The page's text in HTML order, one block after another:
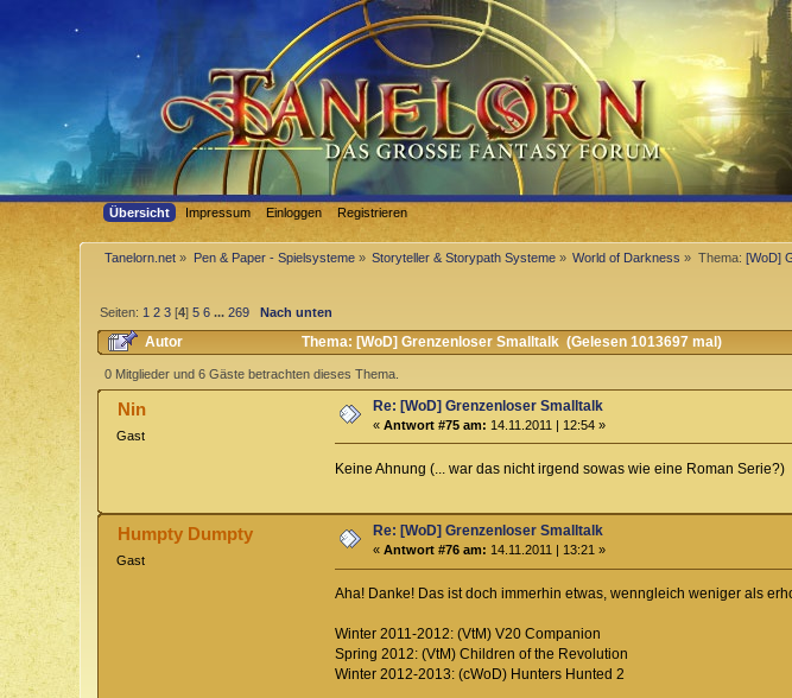
Übersicht Impressum Einloggen Registrieren
Tanelorn.net » Pen & Paper - Spielsysteme» Storyteller & Storypath Systeme » World of Darkness » Thema: [WoD]
Seiten: 1 2 3 [4]5 6 ...269 Nach unten
Autor Thema: [WoD] Grenzenloser Smalltalk (Gelesen 1013697 mal)
0 Mitglieder und 6 Gäste betrachten dieses Thema.
Nin
Gast
Re: [WoD] Grenzenloser Smalltalk
«Antwort #75 am: 14.11.2011 | 12:54 »
Keine Ahnung (... war das nicht irgend sowas wie eine Roman Serie?)
Humpty Dumpty
Gast
Re: [WoD] Grenzenloser Smalltalk
«Antwort #76 am: 14.11.2011 | 13:21 »
Aha! Danke! Das ist doch immerhin etwas, wenngleich weniger als
Winter 2011-2012: (VtM) V20 Companion
Spring 2012: (VtM) Children of the Revolution
Winter 2012-2013: (cWoD) Hunters Hunted 2